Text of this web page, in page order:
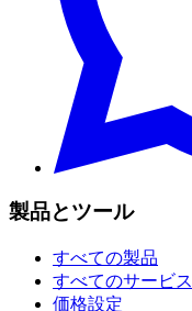
製品とツール
すべての製品
すべてのサービス
価格設定